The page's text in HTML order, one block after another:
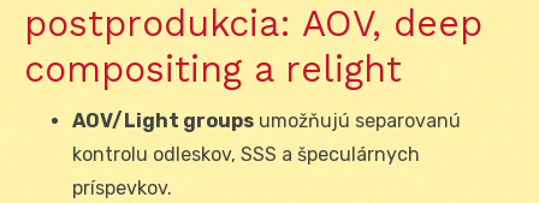
postprodukcia: AOV, deep
compositing a relight
AOV/Light groups umožňujú separovanú
kontrolu odleskov, SSS a špeculárnych
príspevkov.